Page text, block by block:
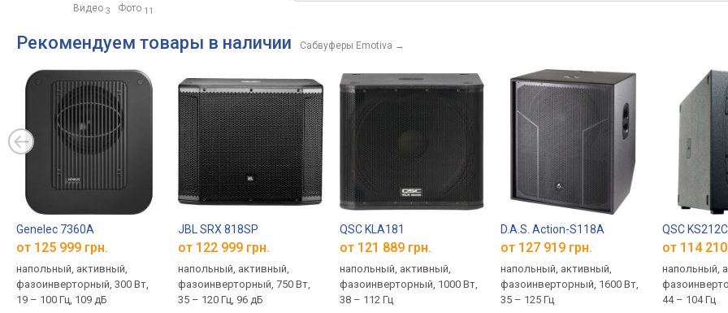
Видео 3 Фото 11
Рекомендуем товары в наличии Сабвуферы Emotiva →
Genelec 7360A
от 125 999 грн.
напольный, активный,
фазоинверторный, 300 Вт,
19 – 100 Гц, 109 дБ
JBL SRX 818SP
от 122 999 грн.
напольный, активный,
фазоинверторный, 750 Вт,
35 – 120 Гц, 96 дБ
QSC KLA181
от 121 889 грн.
напольный, активный,
фазоинверторный, 1000 Вт,
38 – 112 Гц
D.A.S. Action-S118A
от 127 919 грн.
напольный, активный,
фазоинверторный, 1600 Вт,
35 – 125 Гц
QSC KS212C
от 114
напольный,
44 – 104 Гц